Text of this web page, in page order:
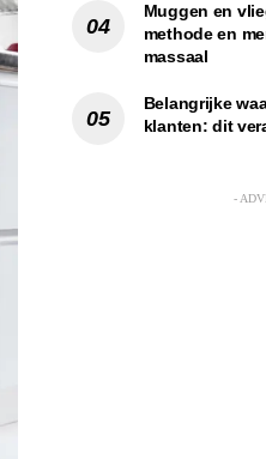
Muggen en
methode en
massaal
Belangrijke
klanten: dit
-